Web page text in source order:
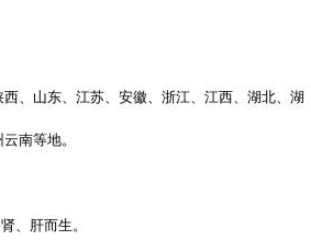
、山东、江苏、安徽、浙江、江西、湖北、湖
南等地。
、肝而生。